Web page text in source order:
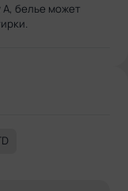
A, белье может